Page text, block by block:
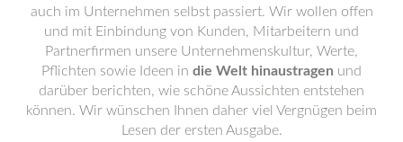
auch im Unternehmen selbst passiert. Wir wollen offen
und mit Einbindung von Kunden, Mitarbeitern und
Partnerfirmen unsere Unternehmenskultur, Werte,
Pflichten sowie Ideen in die Welt hinaustragen und
darüber berichten, wie schöne Aussichten entstehen
können. Wir wünschen Ihnen daher viel Vergnügen beim
Lesen der ersten Ausgabe.